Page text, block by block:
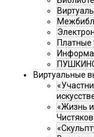
Платные
Виртуальные
«Жизнь